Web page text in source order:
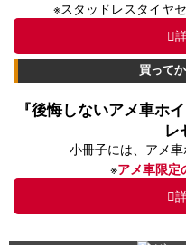
※スタッドレスタイヤ
買って
『後悔しないアメ車ホ
レ
小冊子には、アメ
※アメ車限定